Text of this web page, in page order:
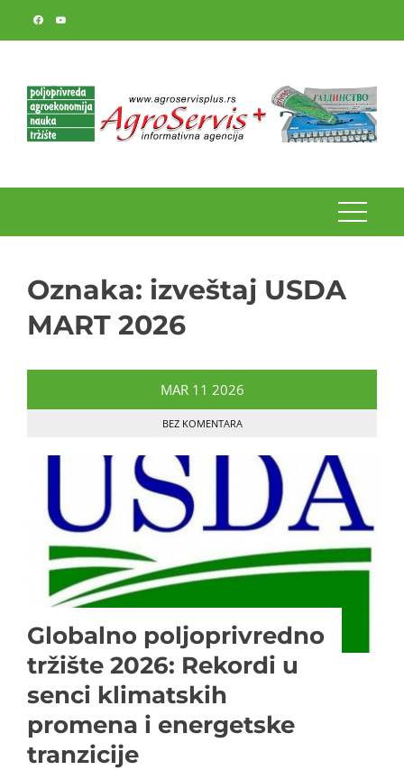
Oznaka: izveštaj USDA
MART 2026
MAR 11 2026
BEZ KOMENTARA
Globalno poljoprivredno
tržište 2026: Rekordi u
senci klimatskih
promena i energetske
tranzicije